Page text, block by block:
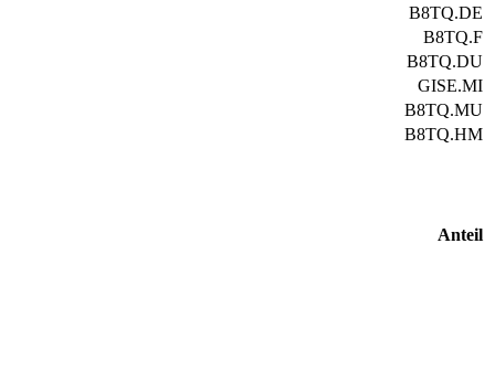
B8TQ.DE
B8TQ.F
B8TQ.DU
GISE.MI
B8TQ.MU
B8TQ.HM
Anteil